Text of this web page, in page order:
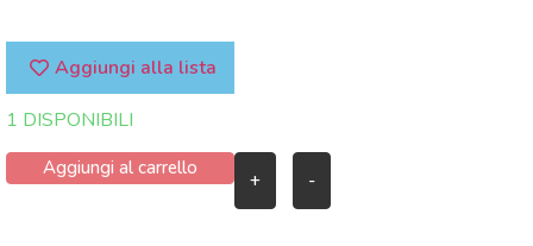
Aggiungi alla lista
1 DISPONIBILI
+ -
Aggiungi al carrello